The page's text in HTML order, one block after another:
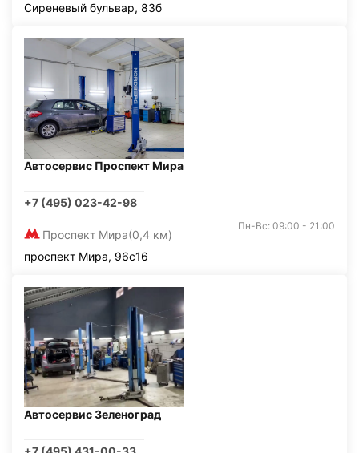
Сиреневый бульвар, 83б
Автосервис Проспект Мира
+7 (495) 023-42-98
Проспект Мира(0,4 км)
Пн-Вс: 09:00 - 21:00
проспект Мира, 96с16
Автосервис Зеленоград